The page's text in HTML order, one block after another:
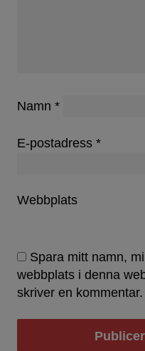
Namn *
E-postadress *
Webbplats
Spara mitt namn,
webbplats i denna
skriver en kommentar.